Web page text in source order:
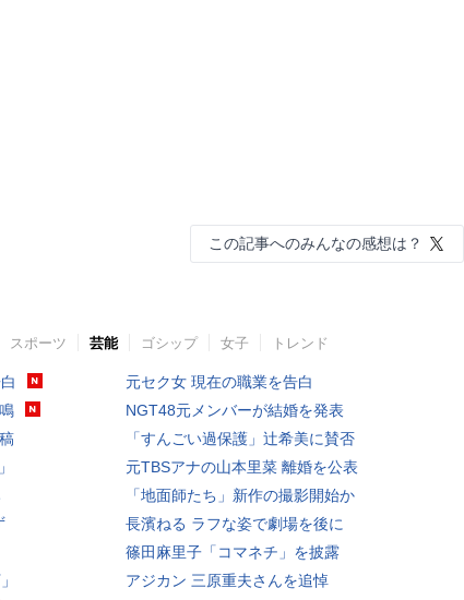
この記事へのみんなの感想は？
スポーツ 芸能 ゴシップ 女子 トレンド
元セク女 現在の職業を告白
NGT48元メンバーが結婚を発表
「すんごい過保護」辻希美に賛否
元TBSアナの山本里菜 離婚を公表
「地面師たち」新作の撮影開始か
長濱ねる ラフな姿で劇場を後に
篠田麻里子「コマネチ」を披露
アジカン 三原重夫さんを追悼